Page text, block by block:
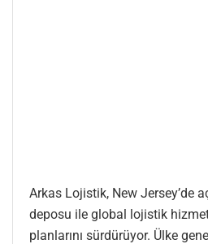
Arkas Lojistik, New Jersey’de
deposu ile global lojistik
planlarını sürdürüyor. Ülke